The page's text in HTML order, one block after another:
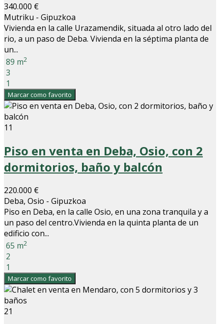
340.000 €
Mutriku - Gipuzkoa
Vivienda en la calle Urazamendik, situada al otro lado del
rio, a un paso de Deba. Vivienda en la séptima planta de
un...
89 m2
3
1
Marcar como favorito
11
Piso en venta en Deba, Osio, con 2
dormitorios, baño y balcón
220.000 €
Deba, Osio - Gipuzkoa
Piso en Deba, en la calle Osio, en una zona tranquila y a
un paso del centro.Vivienda en la quinta planta de un
edificio con...
65 m2
2
1
Marcar como favorito
21